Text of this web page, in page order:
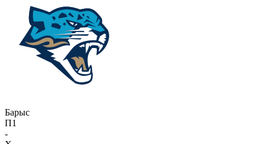
Барыс
П1
-